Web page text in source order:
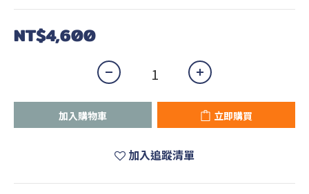
NT$4,600
加入購物車 立即購買
加入追蹤清單